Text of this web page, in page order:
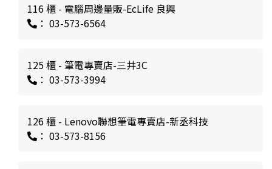
116 櫃 - 電腦周邊量販-EcLife 良興
： 03-573-6564
125 櫃 - 筆電專賣店-三井3C
： 03-573-3994
126 櫃 - Lenovo聯想筆電專賣店-新丞科技
： 03-573-8156